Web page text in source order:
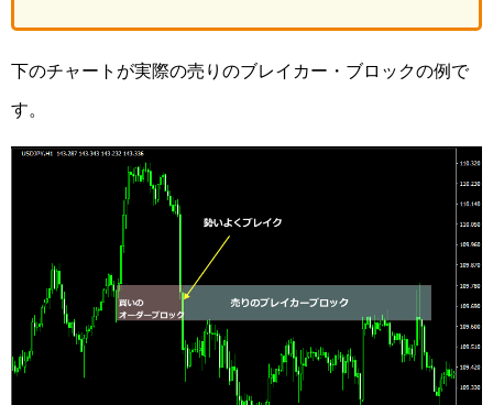
下のチャートが実際の売りのブレイカー・ブロックの例で
す。